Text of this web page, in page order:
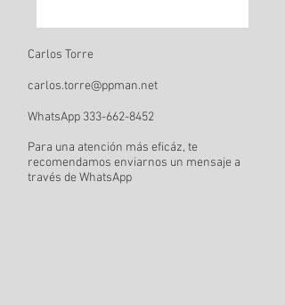
Carlos Torre
carlos.torre@ppman.net
WhatsApp 333-662-8452
Para una atención más eficáz, te
recomendamos enviarnos un mensaje a
través de WhatsApp